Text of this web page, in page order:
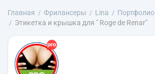
Главная Фрилансеры Lina
Портфолио
Этикетка и крышка для " Roge de Renar"